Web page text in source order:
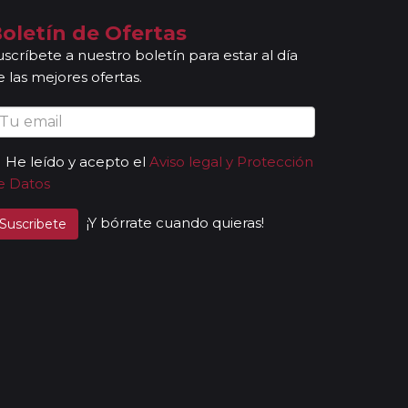
de Ofertas
a nuestro boletín para estar al día
las mejores ofertas.
He leído y acepto el Aviso legal y Protección
Datos
Suscribete ¡Y bórrate cuando quieras!